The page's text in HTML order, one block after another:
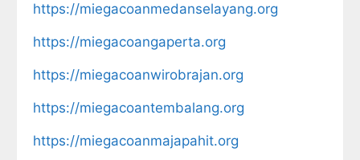
https://miegacoanmedanselayang.org
https://miegacoangaperta.org
https://miegacoanwirobrajan.org
https://miegacoantembalang.org
https://miegacoanmajapahit.org